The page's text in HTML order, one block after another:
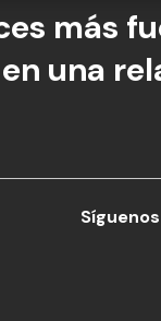
más
una